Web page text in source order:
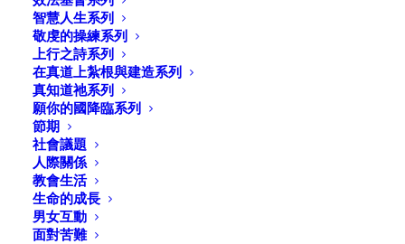
智慧人生系列
敬虔的操練系列
上行之詩系列
在真道上紮根與建造系列
真知道祂系列
願你的國降臨系列
節期
社會議題
人際關係
教會生活
生命的成長
男女互動
面對苦難